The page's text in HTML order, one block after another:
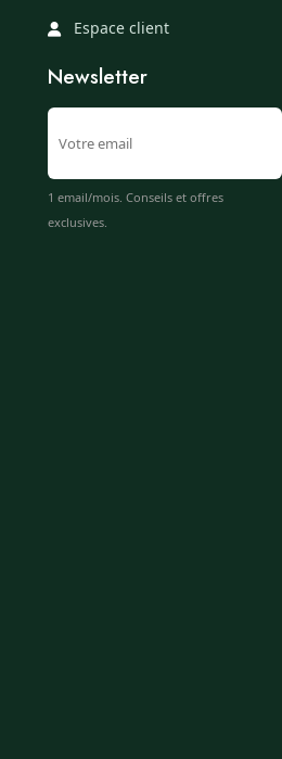
Espace client
Newsletter
1 email/mois. Conseils et offres
exclusives.